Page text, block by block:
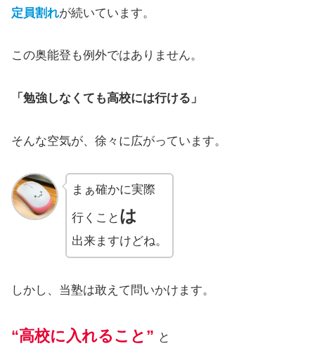
定員割れが続いています。
この奥能登も例外ではありません。
「勉強しなくても高校には行ける」
そんな空気が、徐々に広がっています。
まぁ確かに実際
行くこと は
出来ますけどね。
しかし、当塾は敢えて問いかけます。
“高校に入れること” と